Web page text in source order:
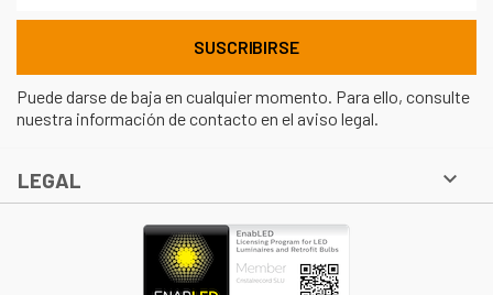
Puede darse de baja en cualquier momento. Para ello, consulte
nuestra información de contacto en el aviso legal.
LEGAL 